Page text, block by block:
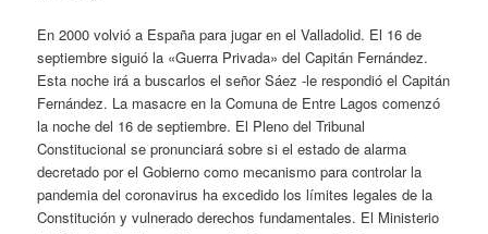
En 2000 volvió a España para jugar en el Valladolid. El 16 de
septiembre siguió la «Guerra Privada» del Capitán Fernández.
Esta noche irá a buscarlos el señor Sáez -le respondió el Capitán
Fernández. La masacre en la Comuna de Entre Lagos comenzó
la noche del 16 de septiembre. El Pleno del Tribunal
Constitucional se pronunciará sobre si el estado de alarma
decretado por el Gobierno como mecanismo para controlar la
pandemia del coronavirus ha excedido los límites legales de la
Constitución y vulnerado derechos fundamentales. El Ministerio